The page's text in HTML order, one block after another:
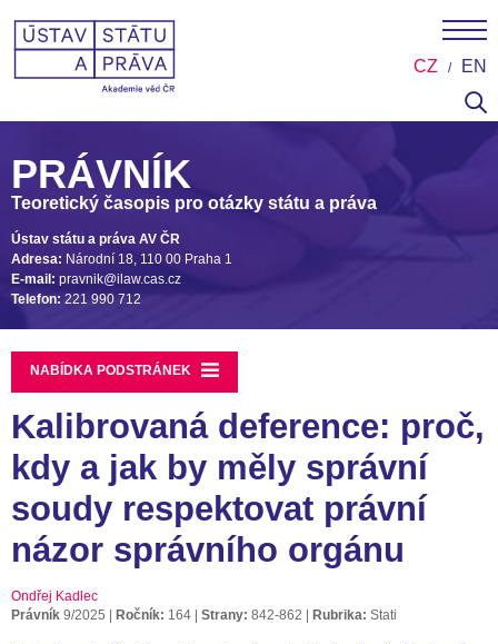
CZ EN
PRÁVNÍK
Teoretický časopis pro otázky státu a práva
Ústav státu a práva AV ČR
Adresa: Národní 18, 110 00 Praha 1
E-mail: pravnik@ilaw.cas.cz
Telefon: 221 990 712
NABÍDKA PODSTRÁNEK
Kalibrovaná deference: proč,
kdy a jak by měly správní
soudy respektovat právní
názor správního orgánu
Ondřej Kadlec
Právník 9/2025 Ročník: 164 Strany: 842-862 Rubrika: Stati